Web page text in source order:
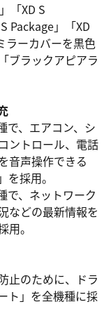
「XD S
Package」「XD
ラーカバーを黒色
ブラックアピアラ
で、エアコン、シ
ントロール、電話
音声操作できる
採用。
で、ネットワーク
などの最新情報を
。
止のために、ドラ
ト」を全機種に採